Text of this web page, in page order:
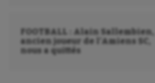
FOOTBALL : Alain Sallembien,
ancien joueur de l’Amiens SC,
nous a quittés